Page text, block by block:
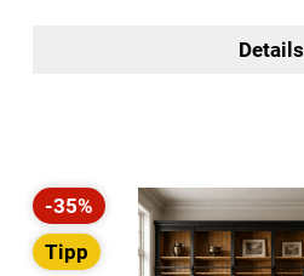
Details
Rabatt
-35%
Tipp